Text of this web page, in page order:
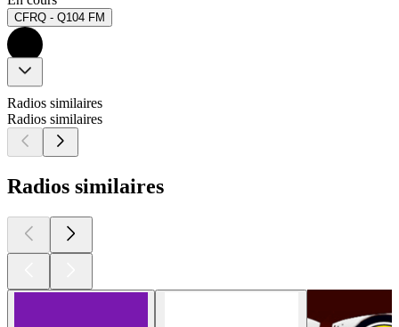
CFRQ - Q104 FM
Radios similaires
Radios similaires
Radios similaires